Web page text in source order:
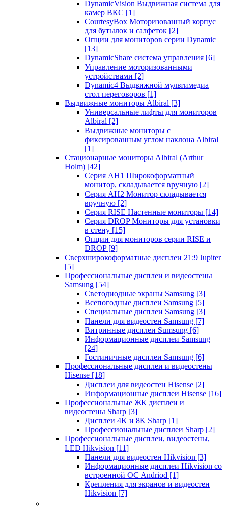
DynamicVision Выдвижная система для
камер ВКС [1]
CourtesyBox Моторизованный корпус
для бутылок и салфеток [2]
Опции для мониторов серии Dynamic
[13]
DynamicShare система управления [6]
Управление моторизованными
устройствами [2]
Dynamic4 Выдвижной мультимедиа
стол переговоров [1]
Выдвижные мониторы Albiral [3]
Универсальные лифты для мониторов
Albiral [2]
Выдвижные мониторы с
фиксированным углом наклона Albiral
[1]
Стационарные мониторы Albiral (Arthur
Holm) [42]
Серия AH1 Широкоформатный
монитор, складывается вручную [2]
Серия AH2 Монитор складывается
вручную [2]
Серия RISE Настенные мониторы [14]
Серия DROP Мониторы для установки
в стену [15]
Опции для мониторов серии RISE и
DROP [9]
Сверхширокоформатные дисплеи 21:9 Jupiter
[5]
Профессиональные дисплеи и видеостены
Samsung [54]
Светодиодные экраны Samsung [3]
Всепогодные дисплеи Samsung [5]
Специальные дисплеи Samsung [3]
Панели для видеостен Samsung [7]
Витринные дисплеи Sumsung [6]
Информационные дисплеи Samsung
[24]
Гостиничные дисплеи Samsung [6]
Профессиональные дисплеи и видеостены
Hisense [18]
Дисплеи для видеостен Hisense [2]
Информационные дисплеи Hisense [16]
Профессиональные ЖК дисплеи и
видеостены Sharp [3]
Дисплеи 4K и 8K Sharp [1]
Профессиональные дисплеи Sharp [2]
Профессиональные дисплеи, видеостены,
LED Hikvision [11]
Панели для видеостен Hikvision [3]
Информационные дисплеи Hikvision со
встроенной ОС Andriod [1]
Крепления для экранов и видеостен
Hikvision [7]